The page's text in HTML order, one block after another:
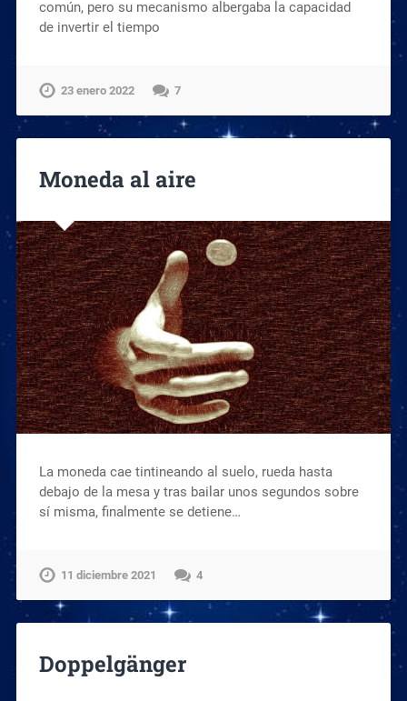
común, pero su mecanismo albergaba la capacidad
de invertir el tiempo
23 enero 2022 7
Moneda al aire
La moneda cae tintineando al suelo, rueda hasta
debajo de la mesa y tras bailar unos segundos sobre
sí misma, finalmente se detiene…
11 diciembre 2021 4
Doppelgänger